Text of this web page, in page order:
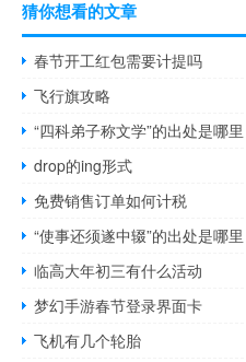
猜你想看的文章
春节开工红包需要计提吗
飞行旗攻略
“四科弟子称文学”的出处是哪里
drop的ing形式
免费销售订单如何计税
“使事还须遂中辍”的出处是哪里
临高大年初三有什么活动
梦幻手游春节登录界面卡
飞机有几个轮胎